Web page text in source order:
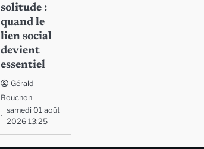
solitude :
quand le
lien social
devient
essentiel
Gérald
Bouchon
samedi 01 août
2026 13:25